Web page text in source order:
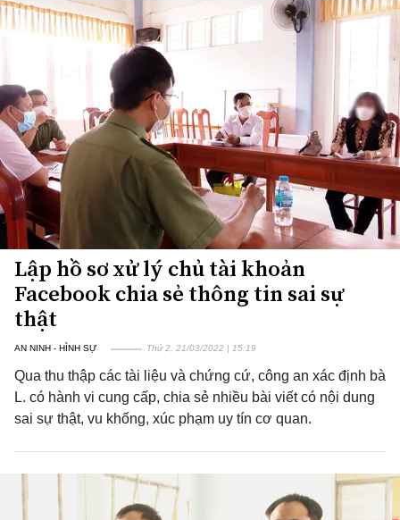
Lập hồ sơ xử lý chủ tài khoản
Facebook chia sẻ thông tin sai sự
thật
AN NINH - HÌNH SỰ Thứ 2, 21/03/2022 | 15:19
Qua thu thập các tài liệu và chứng cứ, công an xác định bà
L. có hành vi cung cấp, chia sẻ nhiều bài viết có nội dung
sai sự thật, vu khống, xúc phạm uy tín cơ quan.